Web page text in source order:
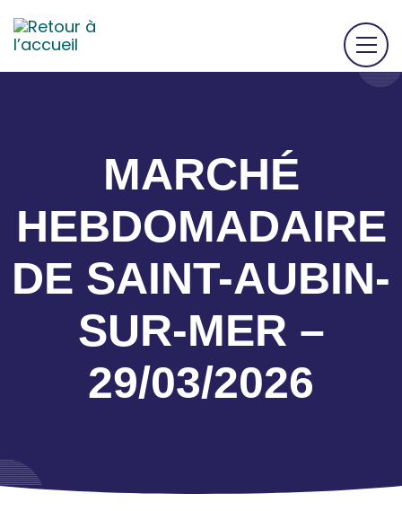
MARCHÉ
HEBDOMADAIRE
DE SAINT-AUBIN-
SUR-MER –
29/03/2026